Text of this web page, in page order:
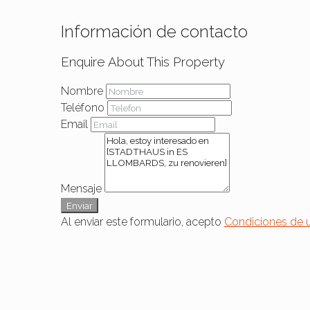
Información de contacto
Enquire About This Property
Nombre
Teléfono
Email
Mensaje
Enviar
Al enviar este formulario, acepto Condiciones de